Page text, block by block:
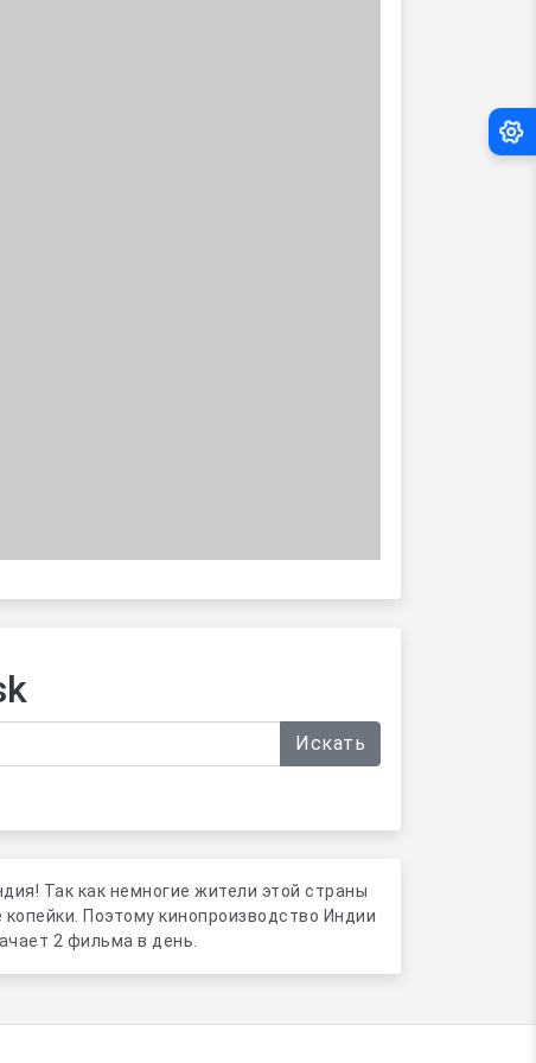
Искать
Так как немногие жители этой страны
Поэтому кинопроизводство Индии
2 фильма в день.